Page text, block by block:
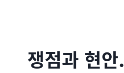
쟁점과 현안.